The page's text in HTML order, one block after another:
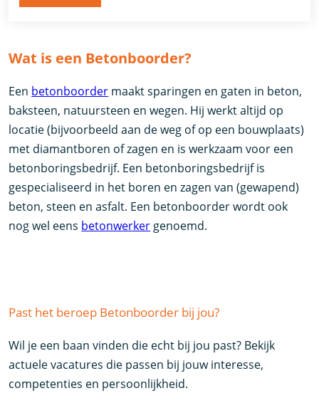
Wat is een Betonboorder?
Een betonboorder maakt sparingen en gaten in beton,
baksteen, natuursteen en wegen. Hij werkt altijd op
locatie (bijvoorbeeld aan de weg of op een bouwplaats)
met diamantboren of zagen en is werkzaam voor een
betonboringsbedrijf. Een betonboringsbedrijf is
gespecialiseerd in het boren en zagen van (gewapend)
beton, steen en asfalt. Een betonboorder wordt ook
nog wel eens betonwerker genoemd.
Past het beroep Betonboorder bij jou?
Wil je een baan vinden die echt bij jou past? Bekijk
actuele vacatures die passen bij jouw interesse,
competenties en persoonlijkheid.